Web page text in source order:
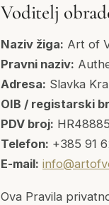
Voditelj
Naziv žiga: Art of
Pravni naziv:
Adresa: Slavka
OIB / registarski
PDV broj:
Telefon: +385 91
E-mail:
Ova Pravila